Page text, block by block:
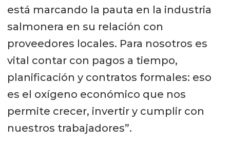
está marcando la pauta en la industria
salmonera en su relación con
proveedores locales. Para nosotros es
vital contar con pagos a tiempo,
planificación y contratos formales: eso
es el oxígeno económico que nos
permite crecer, invertir y cumplir con
nuestros trabajadores”.